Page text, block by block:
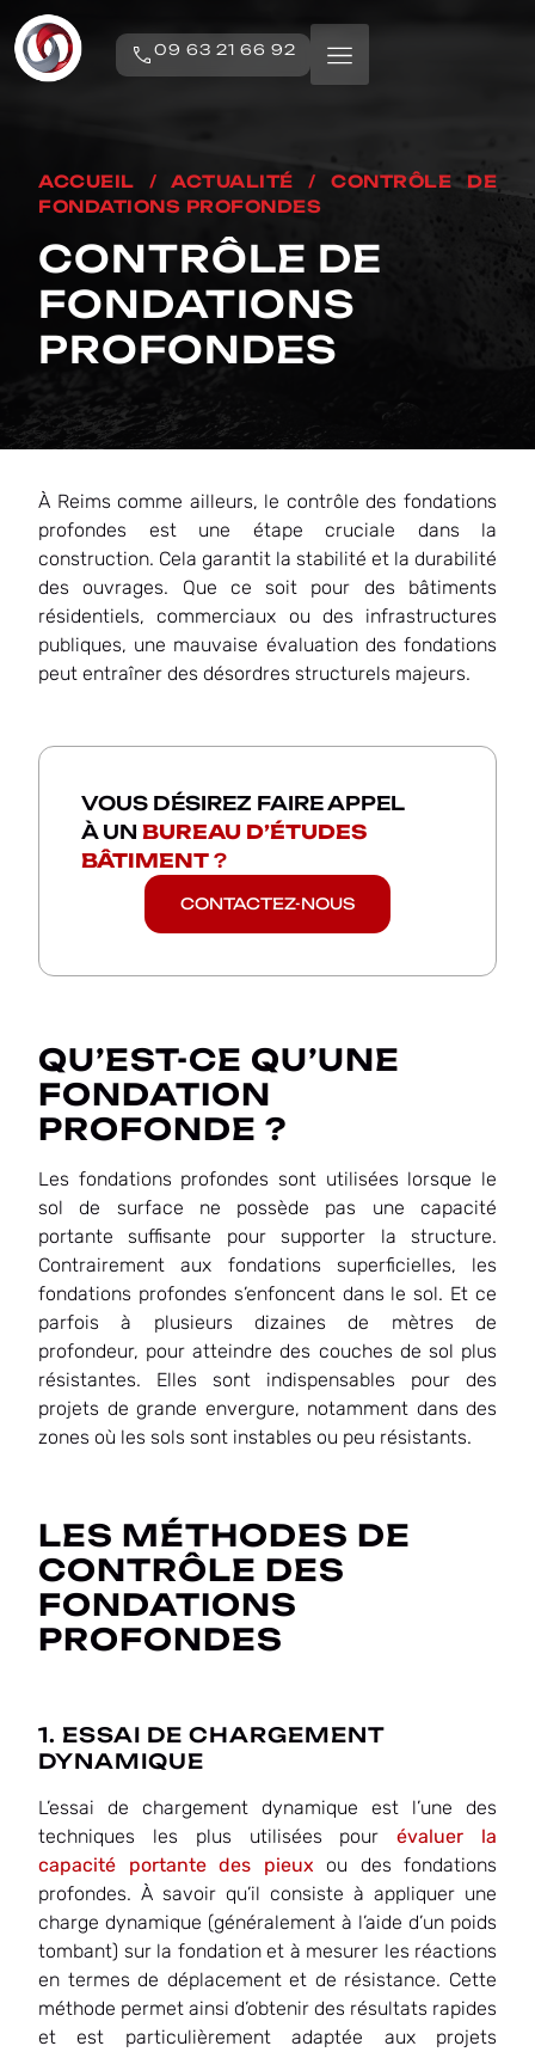
09 63 21 66 92
ACCUEIL /ACTUALITÉ /CONTRÔLE DE
FONDATIONS PROFONDES
CONTRÔLE DE
FONDATIONS
PROFONDES
À Reims comme ailleurs, le contrôle des fondations
profondes est une étape cruciale dans la
construction. Cela garantit la stabilité et la durabilité
des ouvrages. Que ce soit pour des bâtiments
résidentiels, commerciaux ou des infrastructures
publiques, une mauvaise évaluation des fondations
peut entraîner des désordres structurels majeurs.
VOUS DÉSIREZ FAIRE APPEL
À UN BUREAU D’ÉTUDES
BÂTIMENT ?
CONTACTEZ-NOUS
QU’EST-CE QU’UNE
FONDATION
PROFONDE ?
Les fondations profondes sont utilisées lorsque le
sol de surface ne possède pas une capacité
portante suffisante pour supporter la structure.
Contrairement aux fondations superficielles, les
fondations profondes s’enfoncent dans le sol. Et ce
parfois à plusieurs dizaines de mètres de
profondeur, pour atteindre des couches de sol plus
résistantes. Elles sont indispensables pour des
projets de grande envergure, notamment dans des
zones où les sols sont instables ou peu résistants.
LES MÉTHODES DE
CONTRÔLE DES
FONDATIONS
PROFONDES
1. ESSAI DE CHARGEMENT
DYNAMIQUE
L’essai de chargement dynamique est l’une des
techniques les plus utilisées pourévaluer la
capacité portante des pieux ou des fondations
profondes. À savoir qu’il consiste à appliquer une
charge dynamique (généralement à l’aide d’un poids
tombant) sur la fondation et à mesurer les réactions
en termes de déplacement et de résistance. Cette
méthode permet ainsi d’obtenir des résultats rapides
et est particulièrement adaptée aux projets